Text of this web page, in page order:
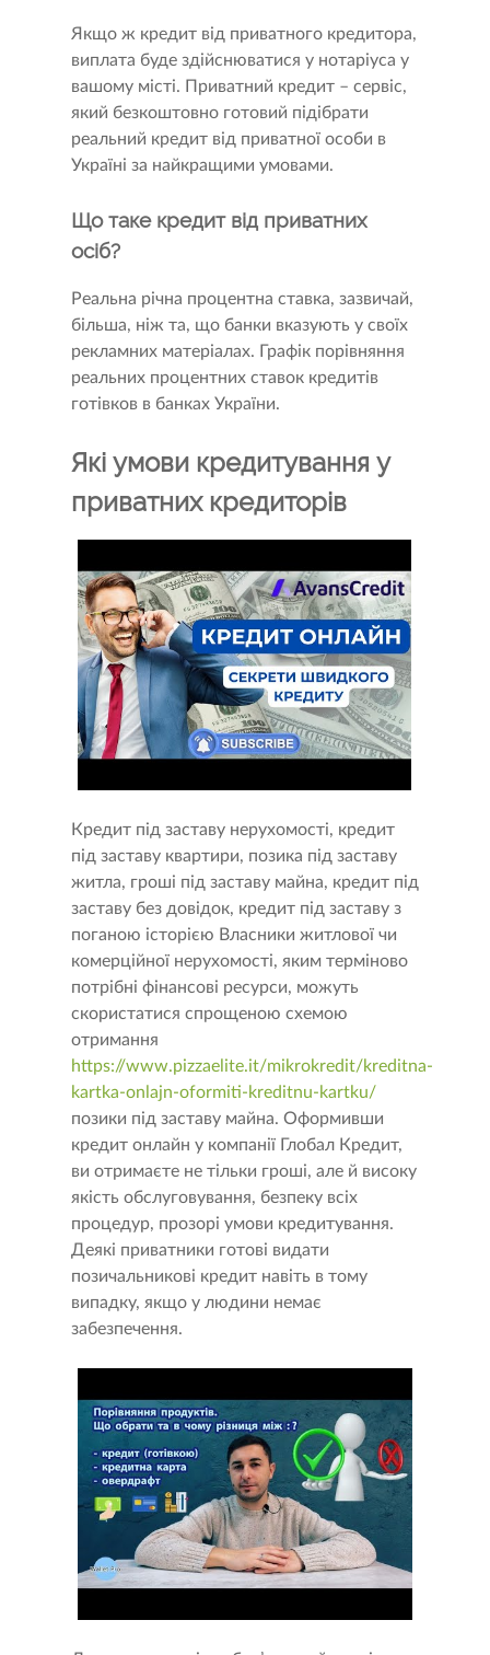
Якщо ж кредит від приватного кредитора,
виплата буде здійснюватися у нотаріуса у
вашому місті. Приватний кредит – сервіс,
який безкоштовно готовий підібрати
реальний кредит від приватної особи в
Україні за найкращими умовами.
Що таке кредит від приватних
осіб?
Реальна річна процентна ставка, зазвичай,
більша, ніж та, що банки вказують у своїх
рекламних матеріалах. Графік порівняння
реальних процентних ставок кредитів
готівков в банках України.
Які умови кредитування у
приватних кредиторів
Кредит під заставу нерухомості, кредит
під заставу квартири, позика під заставу
житла, гроші під заставу майна, кредит під
заставу без довідок, кредит під заставу з
поганою історією Власники житлової чи
комерційної нерухомості, яким терміново
потрібні фінансові ресурси, можуть
скористатися спрощеною схемою
отримання
https://www.pizzaelite.it/mikrokredit/kreditna-
kartka-onlajn-oformiti-kreditnu-kartku/
позики під заставу майна. Оформивши
кредит онлайн у компанії Глобал Кредит,
ви отримаєте не тільки гроші, але й високу
якість обслуговування, безпеку всіх
процедур, прозорі умови кредитування.
Деякі приватники готові видати
позичальникові кредит навіть в тому
випадку, якщо у людини немає
забезпечення.